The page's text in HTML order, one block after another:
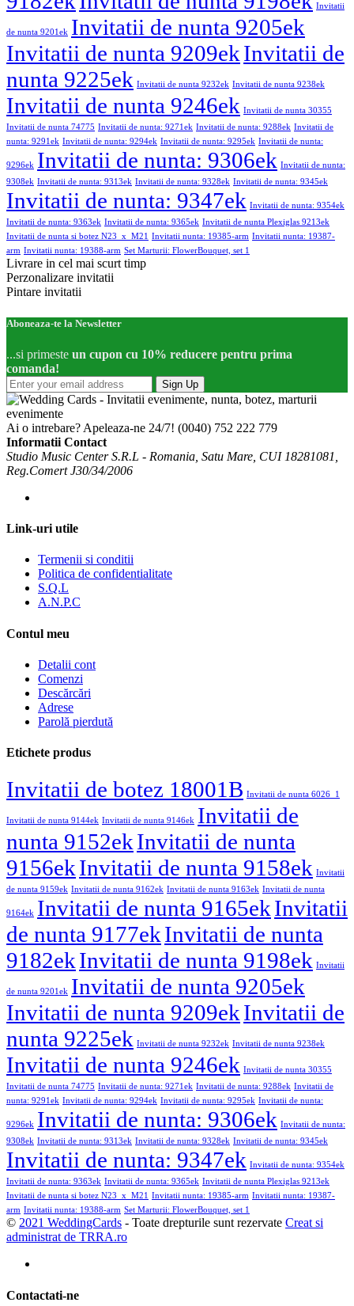
Invitatii
de nunta 9201ek Invitatii de nunta 9205ek
Invitatii de nunta 9209ekInvitatii de
nunta 9225ek Invitatii de nunta 9232ek Invitatii de nunta 9238ek
Invitatii de nunta 9246ek Invitatii de nunta 30355
Invitatii de nunta 74775 Invitatii de nunta: 9271ek Invitatii de nunta: 9288ek Invitatii de
nunta: 9291ek Invitatii de nunta: 9294ek Invitatii de nunta: 9295ek Invitatii de nunta:
9296ek Invitatii de nunta: 9306ek Invitatii de nunta:
9308ek Invitatii de nunta: 9313ek Invitatii de nunta: 9328ek Invitatii de nunta: 9345ek
Invitatii de nunta: 9347ek Invitatii de nunta: 9354ek
Invitatii de nunta: 9363ek Invitatii de nunta: 9365ek Invitatii de nunta Plexiglas 9213ek
Invitatii de nunta si botez N23_x_M21 Invitatii nunta: 19385-arm Invitatii nunta: 19387-
arm Invitatii nunta: 19388-arm Set Marturii: FlowerBouquet, set 1
Livrare in cel mai scurt timp
Perzonalizare invitatii
Pintare invitatii
Aboneaza-te la Newsletter
...si primeste un cupon cu 10% reducere pentru prima
comanda!
Sign Up
Ai o intrebare? Apeleaza-ne 24/7! (0040) 752 222 779
Informatii Contact
Studio Music Center S.R.L - Romania, Satu Mare, CUI 18281081,
Reg.Comert J30/34/2006
Link-uri utile
Termenii si conditii
Politica de confidentialitate
S.Q.L
A.N.P.C
Contul meu
Detalii cont
Comenzi
Descărcări
Adrese
Parolă pierdută
Etichete produs
Invitatii de botez 18001B Invitatii de nunta 6026_1
Invitatii de nunta 9144ek Invitatii de nunta 9146ek Invitatii de
nunta 9152ekInvitatii de nunta
9156ekInvitatii de nunta 9158ek Invitatii
de nunta 9159ek Invitatii de nunta 9162ek Invitatii de nunta 9163ek Invitatii de nunta
9164ek Invitatii de nunta 9165ekInvitatii
de nunta 9177ekInvitatii de nunta
9182ekInvitatii de nunta 9198ek Invitatii
de nunta 9201ek Invitatii de nunta 9205ek
Invitatii de nunta 9209ekInvitatii de
nunta 9225ek Invitatii de nunta 9232ek Invitatii de nunta 9238ek
Invitatii de nunta 9246ek Invitatii de nunta 30355
Invitatii de nunta 74775 Invitatii de nunta: 9271ek Invitatii de nunta: 9288ek Invitatii de
nunta: 9291ek Invitatii de nunta: 9294ek Invitatii de nunta: 9295ek Invitatii de nunta:
9296ek Invitatii de nunta: 9306ek Invitatii de nunta:
9308ek Invitatii de nunta: 9313ek Invitatii de nunta: 9328ek Invitatii de nunta: 9345ek
Invitatii de nunta: 9347ek Invitatii de nunta: 9354ek
Invitatii de nunta: 9363ek Invitatii de nunta: 9365ek Invitatii de nunta Plexiglas 9213ek
Invitatii de nunta si botez N23_x_M21 Invitatii nunta: 19385-arm Invitatii nunta: 19387-
arm Invitatii nunta: 19388-arm Set Marturii: FlowerBouquet, set 1
© 2021 WeddingCards - Toate drepturile sunt rezervate Creat si
administrat de TRRA.ro
Contactati-ne